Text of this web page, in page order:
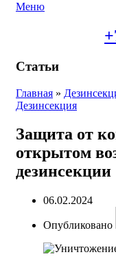
Меню
Статьи
Главная »
Дезинсекция
Защита от
открытом
дезинсекции
06.02.2024
Опубликовано